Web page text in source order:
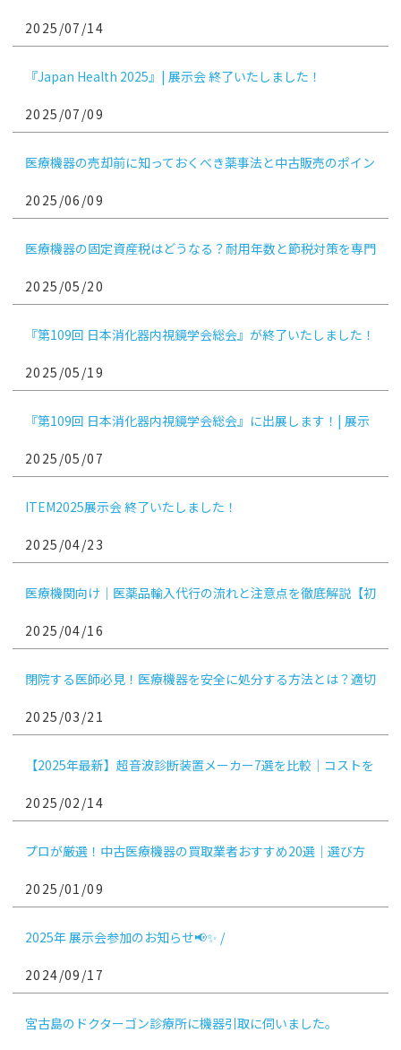
2025/07/14
『Japan Health 2025』| 展示会 終了いたしました！
2025/07/09
医療機器の売却前に知っておくべき薬事法と中古販売のポイン
2025/06/09
医療機器の固定資産税はどうなる？耐用年数と節税対策を専門
2025/05/20
『第109回 日本消化器内視鏡学会総会』が終了いたしました！
2025/05/19
『第109回 日本消化器内視鏡学会総会』に出展します！| 展示
2025/05/07
ITEM2025展示会 終了いたしました！
2025/04/23
医療機関向け｜医薬品輸入代行の流れと注意点を徹底解説【初
2025/04/16
閉院する医師必見！医療機器を安全に処分する方法とは？適切
2025/03/21
【2025年最新】超音波診断装置メーカー7選を比較｜コストを
2025/02/14
プロが厳選！中古医療機器の買取業者おすすめ20選｜選び方
2025/01/09
2025年 展示会参加のお知らせ📢✨ /
2024/09/17
宮古島のドクターゴン診療所に機器引取に伺いました。